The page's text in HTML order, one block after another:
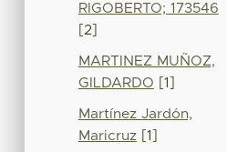
RIGOBERTO; 173546
[2]
MARTINEZ MUÑOZ,
GILDARDO [1]
Martínez Jardón,
Maricruz[1]